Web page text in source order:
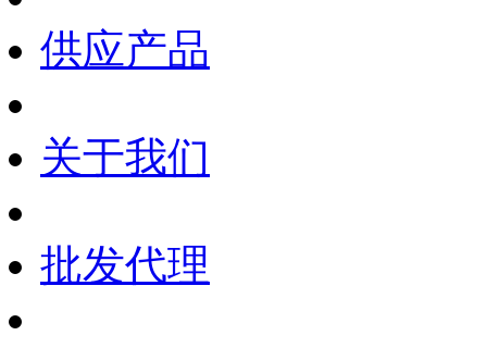
供应产品
关于我们
批发代理